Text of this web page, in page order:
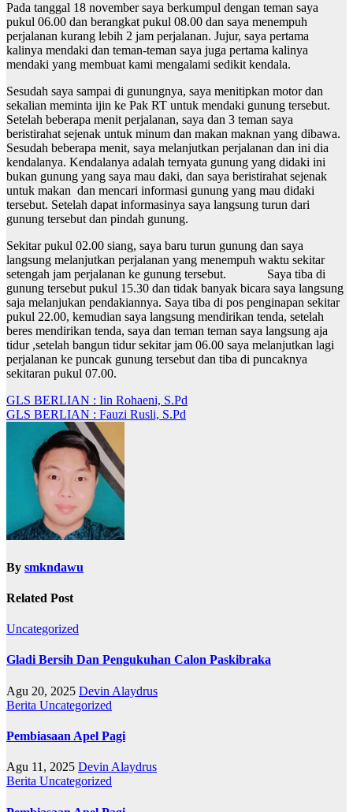
Pada tanggal 18 november saya berkumpul dengan teman saya
pukul 06.00 dan berangkat pukul 08.00 dan saya menempuh
perjalanan kurang lebih 2 jam perjalanan. Jujur, saya pertama
kalinya mendaki dan teman-teman saya juga pertama kalinya
mendaki yang membuat kami mengalami sedikit kendala.
Sesudah saya sampai di gunungnya, saya menitipkan motor dan
sekalian meminta ijin ke Pak RT untuk mendaki gunung tersebut.
Setelah beberapa menit perjalanan, saya dan 3 teman saya
beristirahat sejenak untuk minum dan makan maknan yang dibawa.
Sesudah beberapa menit, saya melanjutkan perjalanan dan ini dia
kendalanya. Kendalanya adalah ternyata gunung yang didaki ini
bukan gunung yang saya mau daki, dan saya beristirahat sejenak
untuk makan dan mencari informasi gunung yang mau didaki
tersebut. Setelah dapat informasinya saya langsung turun dari
gunung tersebut dan pindah gunung.
Sekitar pukul 02.00 siang, saya baru turun gunung dan saya
langsung melanjutkan perjalanan yang menempuh waktu sekitar
setengah jam perjalanan ke gunung tersebut. Saya tiba di
gunung tersebut pukul 15.30 dan tidak banyak bicara saya langsung
saja melanjukan pendakiannya. Saya tiba di pos penginapan sekitar
pukul 22.00, kemudian saya langsung mendirikan tenda, setelah
beres mendirikan tenda, saya dan teman teman saya langsung aja
tidur ,setelah bangun tidur sekitar jam 06.00 saya melanjutkan lagi
perjalanan ke puncak gunung tersebut dan tiba di puncaknya
sekitaran pukul 07.00.
Navigasi
pos
GLS BERLIAN : Iin Rohaeni, S.Pd
GLS BERLIAN : Fauzi Rusli, S.Pd
By smkndawu
Related Post
Uncategorized
Gladi Bersih Dan Pengukuhan Calon Paskibraka
Agu 20, 2025 Devin Alaydrus
Berita Uncategorized
Pembiasaan Apel Pagi
Agu 11, 2025 Devin Alaydrus
Berita Uncategorized